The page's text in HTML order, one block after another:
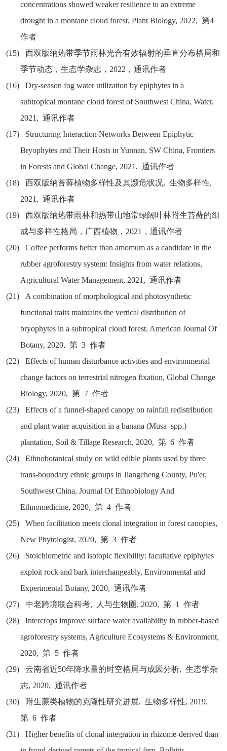
concentrations showed weaker resilience to an extreme
drought in a montane cloud forest, Plant Biology, 2022,第4
作者
(15)
西双版纳热带季节雨林光合有效辐射的垂直分布格局和
季节动态，生态学杂志， 2022 ，通讯作者
(16)
Dry-season fog water utilization by epiphytes in a
subtropical montane cloud forest of Southwest China, Water,
2021,通讯作者
(17)
Structuring Interaction Networks Between Epiphytic
Bryophytes and Their Hosts in Yunnan, SW China, Frontiers
in Forests and Global Change, 2021,通讯作者
(18)
西双版纳苔藓植物多样性及其濒危状况,生物多样性,
2021,通讯作者
(19)
西双版纳热带雨林和热带山地常绿阔叶林附生苔藓的组
成与多样性格局，广西植物， 2021 ，通讯作者
(20)
Coffee performs better than amomum as a candidate in the
rubber agroforestry system: Insights from water relations,
Agricultural Water Management, 2021,通讯作者
(21)
A combination of morphological and photosynthetic
functional traits maintains the vertical distribution of
bryophytes in a subtropical cloud forest, American Journal Of
Botany, 2020,第 3作者
(22)
Effects of human disturbance activities and environmental
change factors on terrestrial nitrogen fixation, Global Change
Biology, 2020,第 7作者
(23)
Effects of a funnel-shaped canopy on rainfall redistribution
and plant water acquisition in a banana (Musa spp.)
plantation, Soil & Tillage Research, 2020,第 6作者
(24)
Ethnobotanical study on wild edible plants used by three
trans-boundary ethnic groups in Jiangcheng County, Pu'er,
Southwest China, Journal Of Ethnobiology And
Ethnomedicine, 2020,第 4作者
(25)
When facilitation meets clonal integration in forest canopies,
New Phytologist, 2020,第 3作者
(26)
Stoichiometric and isotopic flexibility: facultative epiphytes
exploit rock and bark interchangeably, Environmental and
Experimental Botany, 2020,通讯作者
(27)
中老跨境联合科考, 人与生物圈, 2020,第 1作者
(28)
Intercrops improve surface water availability in rubber-based
agroforestry systems, Agriculture Ecosystems & Environment,
2020,第 5作者
(29)
云南省近50年降水量的时空格局与成因分析,生态学杂
志, 2020,通讯作者
(30)
附生蕨类植物的克隆性研究进展,生物多样性, 2019,
第 6作者
(31)
Higher benefits of clonal integration in rhizome-derived than